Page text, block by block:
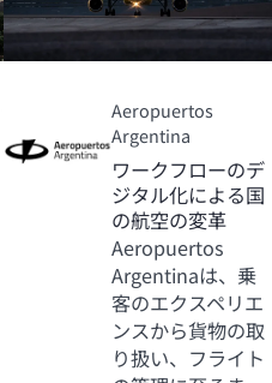
Aeropuertos
Argentina
ワークフローのデ
ジタル化による国
の航空の変革
Aeropuertos
Argentinaは、乗
客のエクスペリエ
ンスから貨物の取
り扱い、フライト